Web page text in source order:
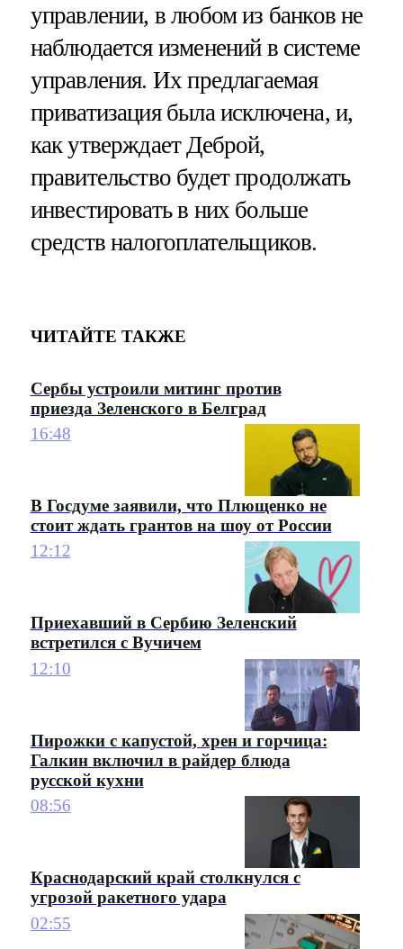
управлении, в любом из банков не
наблюдается изменений в системе
управления. Их предлагаемая
приватизация была исключена, и,
как утверждает Деброй,
правительство будет продолжать
инвестировать в них больше
средств налогоплательщиков.
ЧИТАЙТЕ ТАКЖЕ
Сербы устроили митинг против
приезда Зеленского в Белград
16:48
В Госдуме заявили, что Плющенко не
стоит ждать грантов на шоу от России
12:12
Приехавший в Сербию Зеленский
встретился с Вучичем
12:10
Пирожки с капустой, хрен и горчица:
Галкин включил в райдер блюда
русской кухни
08:56
Краснодарский край столкнулся с
угрозой ракетного удара
02:55